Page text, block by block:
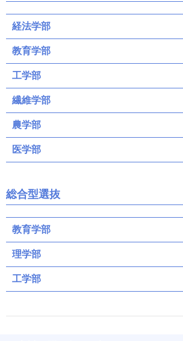
経法学部
教育学部
工学部
繊維学部
農学部
医学部
総合型選抜
教育学部
理学部
工学部